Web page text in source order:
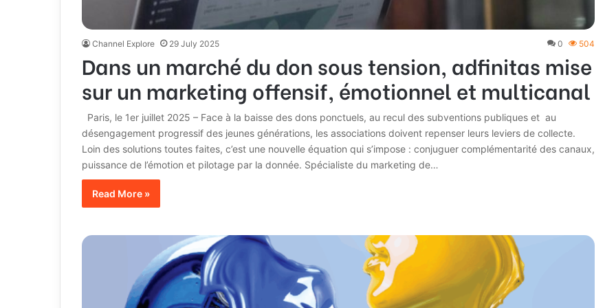
Channel Explore 29 July 2025 0 504
Dans un marché du don sous tension, adfinitas mise
sur un marketing offensif, émotionnel et multicanal
Paris, le 1er juillet 2025 – Face à la baisse des dons ponctuels, au recul des subventions publiques et au
désengagement progressif des jeunes générations, les associations doivent repenser leurs leviers de collecte.
Loin des solutions toutes faites, c’est une nouvelle équation qui s’impose : conjuguer complémentarité des canaux,
puissance de l’émotion et pilotage par la donnée. Spécialiste du marketing de…
Read More »